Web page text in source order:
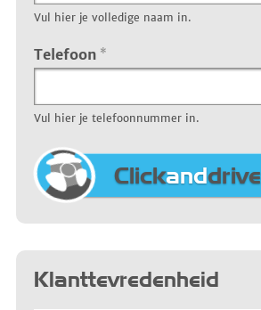
Vul hier je volledige naam in.
Telefoon *
Vul hier je telefoonnummer in.
Clickanddrive
Klanttevredenheid